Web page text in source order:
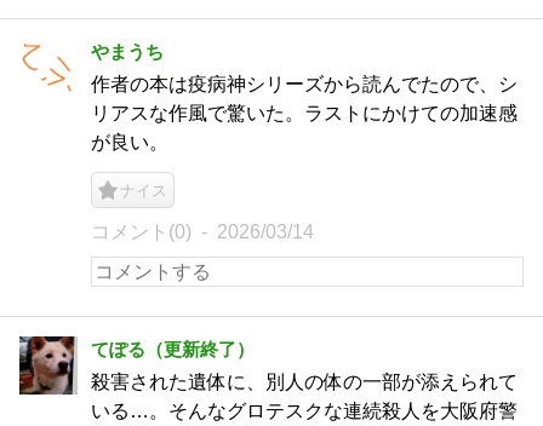
やまうち
作者の本は疫病神シリーズから読んでたので、シ
リアスな作風で驚いた。ラストにかけての加速感
が良い。
ナイス
コメント(0) 2026/03/14
てぽる（更新終了）
殺害された遺体に、別人の体の一部が添えられて
いる…。そんなグロテスクな連続殺人を大阪府警